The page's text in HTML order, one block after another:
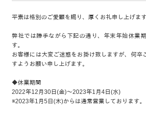
平素は格別のご愛顧を賜り、厚くお礼申し上げます
弊社では勝手ながら下記の通り、年末年始休業
す。
お客様には大変ご迷惑をお掛け致しますが、何卒
すようお願い申し上げます。
◆休業期間
2022年12月30日(金)～2023年1月4日(水)
※2023年1月5日(木)からは通常営業しております。